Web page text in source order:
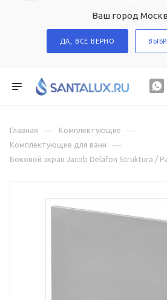
Ваш город
ДА, ВСЕ ВЕРНО
Главная — Комплектующие —
Комплектующие для ванн —
Боковой экран Jacob Delafon Struktura /